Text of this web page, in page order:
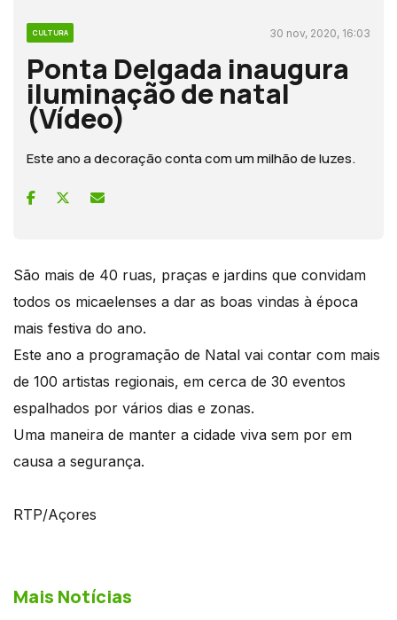
CULTURA 30 nov, 2020, 16:03
Ponta Delgada inaugura
iluminação de natal
(Vídeo)
Este ano a decoração conta com um milhão de luzes.
São mais de 40 ruas, praças e jardins que convidam
todos os micaelenses a dar as boas vindas à época
mais festiva do ano.
Este ano a programação de Natal vai contar com mais
de 100 artistas regionais, em cerca de 30 eventos
espalhados por vários dias e zonas.
Uma maneira de manter a cidade viva sem por em
causa a segurança.
RTP/Açores
Mais Notícias